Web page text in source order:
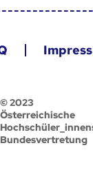
© 2023
Österreichische
Bundesvertretung